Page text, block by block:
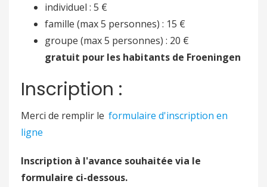
individuel : 5 €
famille (max 5 personnes) : 15 €
groupe (max 5 personnes) : 20 €
gratuit pour les habitants de Froeningen
Inscription :
Merci de remplir le formulaire d'inscription en
ligne
Inscription à l'avance souhaitée via le
formulaire ci-dessous.